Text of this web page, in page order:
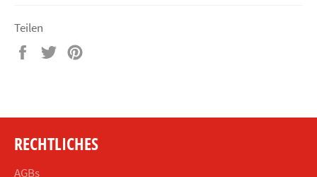
Teilen
Auf
Auf
RECHTLICHES
AGBs